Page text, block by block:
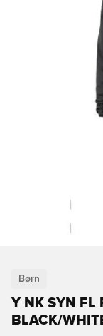
Børn
Y NK SYN FL
BLACK/